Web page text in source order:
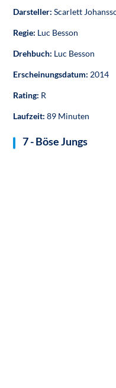
Darsteller:Scarlett
Regie: Luc Besson
Drehbuch: Luc Besson
Erscheinungsdatum:2014
Rating: R
Laufzeit:89 Minuten
7 - Böse Jungs